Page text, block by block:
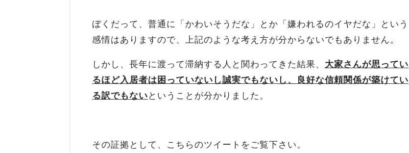
ぼくだって、普通に「かわいそうだな」とか「嫌われるのイヤだな」という
感情はありますので、上記のような考え方が分からないでもありません。
しかし、長年に渡って滞納する人と関わってきた結果、 大家さんが思ってい
るほど入居者は困っていないし誠実でもないし、良好な信頼関係が築けてい
る訳でもない ということが分かりました。
その証拠として、こちらのツイートをご覧下さい。